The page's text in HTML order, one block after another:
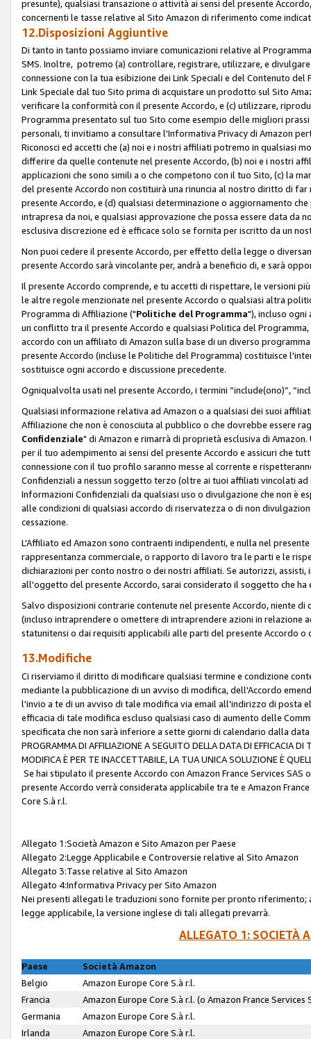
presunte), qualsiasi transazione o attività ai sensi del presente
concernenti le tasse relative al Sito Amazon di riferimento come
12.Disposizioni Aggiuntive
Di tanto in tanto possiamo inviare comunicazioni relative al
SMS. Inoltre, potremo (a) controllare, registrare, utilizzare, e
connessione con la tua esibizione dei Link Speciali e del Contenuto
Link Speciale dal tuo Sito prima di acquistare un prodotto sul Sito
verificare la conformità con il presente Accordo, e (c) utilizzare,
Programma presentato sul tuo Sito come esempio delle migliori
personali, ti invitiamo a consultare l'Informativa Privacy di Amazon
Riconosci ed accetti che (a) noi e i nostri affiliati potremo in qualsiasi
differire da quelle contenute nel presente Accordo, (b) noi e i nostri
applicazioni che sono simili a o che competono con il tuo Sito, (c) la
del presente Accordo non costituirà una rinuncia al nostro diritto di
presente Accordo, e (d) qualsiasi determinazione o aggiornamento
intrapresa da noi, e qualsiasi approvazione che possa essere data
esclusiva discrezione ed è efficace solo se fornita per iscritto da un
Non puoi cedere il presente Accordo, per effetto della legge o
presente Accordo sarà vincolante per, andrà a beneficio di, e sarà
Il presente Accordo comprende, e tu accetti di rispettare, le versioni
le altre regole menzionate nel presente Accordo o qualsiasi altra
Programma di Affiliazione ("Politiche del Programma"), incluso
un conflitto tra il presente Accordo e qualsiasi Politica del
accordo con un affiliato di Amazon sulla base di un diverso
presente Accordo (incluse le Politiche del Programma) costituisce
sostituisce ogni accordo e discussione precedente.
Ogniqualvolta usati nel presente Accordo, i termini “include(ono)”,
Qualsiasi informazione relativa ad Amazon o a qualsiasi dei suoi
Affiliazione che non è conosciuta al pubblico o che dovrebbe essere
Confidenziale" di Amazon e rimarrà di proprietà esclusiva di
per il tuo adempimento ai sensi del presente Accordo e assicuri che
connessione con il tuo profilo saranno messe al corrente e
Confidenziali a nessun soggetto terzo (oltre ai tuoi affiliati vincolati
Informazioni Confidenziali da qualsiasi uso o divulgazione che non è
alle condizioni di qualsiasi accordo di riservatezza o di non
cessazione.
L'Affiliato ed Amazon sono contraenti indipendenti, e nulla nel
rappresentanza commerciale, o rapporto di lavoro tra le parti e le
dichiarazioni per conto nostro o dei nostri affiliati. Se autorizzi,
all'oggetto del presente Accordo, sarai considerato il soggetto che
Salvo disposizioni contrarie contenute nel presente Accordo, niente
(incluso intraprendere o omettere di intraprendere azioni in relazione
statunitensi o dai requisiti applicabili alle parti del presente Accordo o
13.Modifiche
Ci riserviamo il diritto di modificare qualsiasi termine e condizione
mediante la pubblicazione di un avviso di modifica, dell'Accordo
l'invio a te di un avviso di tale modifica via email all'indirizzo di
efficacia di tale modifica escluso qualsiasi caso di aumento delle
specificata che non sarà inferiore a sette giorni di calendario dalla data
PROGRAMMA DI AFFILIAZIONE A SEGUITO DELLA DATA DI EFFICACIA
MODIFICA È PER TE INACCETTABILE, LA TUA UNICA SOLUZIONE È
Se hai stipulato il presente Accordo con Amazon France Services
presente Accordo verrà considerata applicabile tra te e Amazon
Core S.à r.l.
Allegato 1:Società Amazon e Sito Amazon per Paese
Allegato 2:Legge Applicabile e Controversie relative al Sito Amazon
Allegato 3:Tasse relative al Sito Amazon
Allegato 4:Informativa Privacy per Sito Amazon
Nei presenti allegati le traduzioni sono fornite per pronto riferimento;
legge applicabile, la versione inglese di tali allegati prevarrà.
ALLEGATO 1: SOCIETÀ
Paese
Società Amazon
Belgio
Amazon Europe Core S.à r.l.
Francia
Amazon Europe Core S.à r.l. (o Amazon France
Germania
Amazon Europe Core S.à r.l.
Irlanda
Amazon Europe Core S.à r.l.